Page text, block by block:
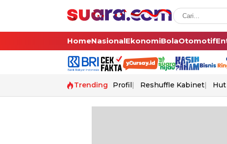
HomeNasionalEkonomiBolaOtomotif
Trending Profil Reshuffle Kabinet Hut